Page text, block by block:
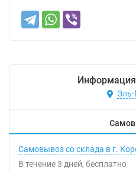
Информация
Самовывоз со склада в г.
В течение3 дней Бесплатно